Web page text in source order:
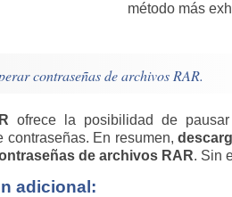
método más
contraseñas de archivos RAR.
ofrece la posibilidad de
contraseñas. En resumen,
de archivos RAR. Sin
adicional: